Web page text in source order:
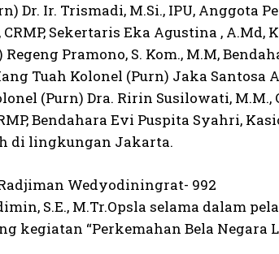
Dr. Ir. Trismadi, M.Si., IPU, Anggota
CRMP, Sekertaris Eka Agustina ,
Pramono, S. Kom., M.M,
Tuah Kolonel (Purn) Jaka Santosa
(Purn) Dra. Ririn Susilowati,
Bendahara Evi Puspita Syahri,
di lingkungan Jakarta.
Wedyodiningrat- 992
S.E., M.Tr.Opsla selama dalam
kegiatan “Perkemahan Bela Negara